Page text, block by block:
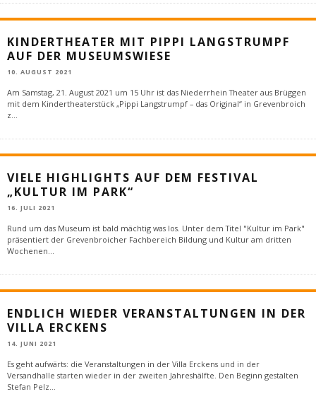
KINDERTHEATER MIT PIPPI LANGSTRUMPF
AUF DER MUSEUMSWIESE
10. AUGUST 2021
Am Samstag, 21. August 2021 um 15 Uhr ist das Niederrhein Theater aus Brüggen
mit dem Kindertheaterstück „Pippi Langstrumpf – das Original“ in Grevenbroich
z
VIELE HIGHLIGHTS AUF DEM FESTIVAL
„KULTUR IM PARK“
16. JULI 2021
Rund um das Museum ist bald mächtig was los. Unter dem Titel "Kultur im Park"
präsentiert der Grevenbroicher Fachbereich Bildung und Kultur am dritten
Wochenen
ENDLICH WIEDER VERANSTALTUNGEN IN DER
VILLA ERCKENS
14. JUNI 2021
Es geht aufwärts: die Veranstaltungen in der Villa Erckens und in der
Versandhalle starten wieder in der zweiten Jahreshälfte. Den Beginn gestalten
Stefan Pelz